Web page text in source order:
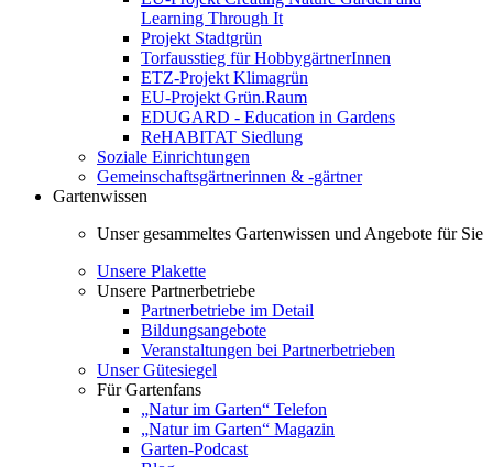
Learning Through It
Projekt Stadtgrün
Torfausstieg für HobbygärtnerInnen
ETZ-Projekt Klimagrün
EU-Projekt Grün.Raum
EDUGARD - Education in Gardens
ReHABITAT Siedlung
Soziale Einrichtungen
Gemeinschaftsgärtnerinnen & -gärtner
Gartenwissen
Unser gesammeltes Gartenwissen und Angebote für Sie
Unsere Plakette
Unsere Partnerbetriebe
Partnerbetriebe im Detail
Bildungsangebote
Veranstaltungen bei Partnerbetrieben
Unser Gütesiegel
Für Gartenfans
„Natur im Garten“ Telefon
„Natur im Garten“ Magazin
Garten-Podcast